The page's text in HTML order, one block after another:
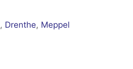
, Drenthe, Meppel